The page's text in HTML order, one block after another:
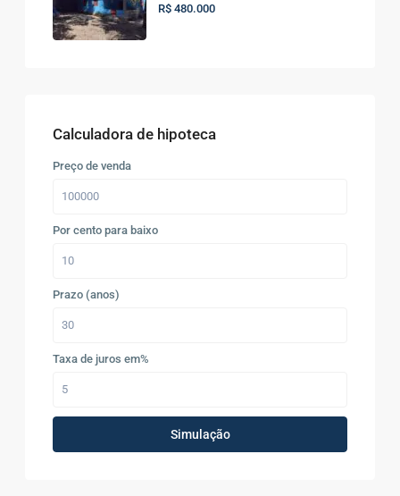
R$ 480.000
Calculadora de hipoteca
Preço de venda
Por cento para baixo
Prazo (anos)
Taxa de juros em%
Simulação